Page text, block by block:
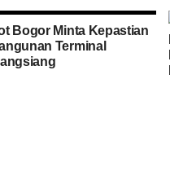
Bogor Minta Kepastian
Terminal